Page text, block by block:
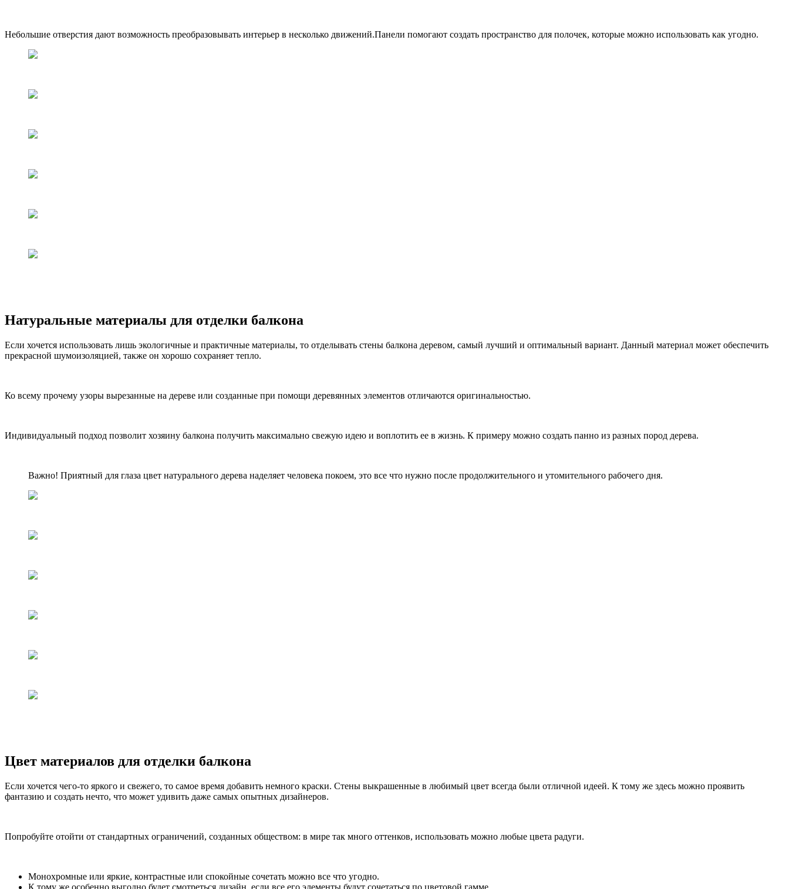
Небольшие отверстия дают возможность преобразовывать интерьер в несколько движений.Панели помогают создать пространство для полочек, которые можно использовать как угодно.
Натуральные материалы для отделки балкона
Если хочется использовать лишь экологичные и практичные материалы, то отделывать стены балкона деревом, самый лучший и оптимальный вариант. Данный материал может обеспечить
прекрасной шумоизоляцией, также он хорошо сохраняет тепло.
Ко всему прочему узоры вырезанные на дереве или созданные при помощи деревянных элементов отличаются оригинальностью.
Индивидуальный подход позволит хозяину балкона получить максимально свежую идею и воплотить ее в жизнь. К примеру можно создать панно из разных пород дерева.
Важно! Приятный для глаза цвет натурального дерева наделяет человека покоем, это все что нужно после продолжительного и утомительного рабочего дня.
Цвет материалов для отделки балкона
Если хочется чего-то яркого и свежего, то самое время добавить немного краски. Стены выкрашенные в любимый цвет всегда были отличной идеей. К тому же здесь можно проявить
фантазию и создать нечто, что может удивить даже самых опытных дизайнеров.
Попробуйте отойти от стандартных ограничений, созданных обществом: в мире так много оттенков, использовать можно любые цвета радуги.
Монохромные или яркие, контрастные или спокойные сочетать можно все что угодно.
К тому же особенно выгодно будет смотреться дизайн, если все его элементы будут сочетаться по цветовой гамме.